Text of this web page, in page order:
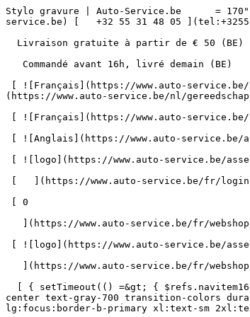
Stylo gravure | Auto-Service.be      = 170" class="bg-neutral-50 text-gray-800 antialiased" id="pg-424" &gt;   [    webshop@auto-service.be ](mailto:webshop@auto-service.be) [   +32 55 31 48 05 ](tel:+3255314805) 

  Livraison gratuite à partir de € 50 (BE) 

   Commandé avant 16h, livré demain (BE) 

 [ ![Français](https://www.auto-service.be/assets/img/locales/fr.svg) fr  ](#) [ ![Néerlandais](https://www.auto-service.be/assets/img/locales/nl.svg) Néerlandais ](https://www.auto-service.be/nl/gereedschap/pneumatisch/graveerstift) 

 [ ![Français](https://www.auto-service.be/assets/img/locales/fr.svg) Français ](https://www.auto-service.be/fr/outils/pneumatique/stylo-gravure) 

 [ ![Anglais](https://www.auto-service.be/assets/img/locales/en.svg) Anglais ](https://www.auto-service.be/en/tools/pneumatic/engraving-pen) 

 [ ![logo](https://www.auto-service.be/assets/img/logo.svg) ](https://www.auto-service.be/fr) 

 [   ](https://www.auto-service.be/fr/login) 

 [ 0 

   ](https://www.auto-service.be/fr/webshop/cart)

 [ ![logo](https://www.auto-service.be/assets/img/logo.svg) ](https://www.auto-service.be/fr) [   ](https://www.auto-service.be/fr/login)     [ 0 

   ](https://www.auto-service.be/fr/webshop/cart)

  [ { setTimeout(() =&gt; { $refs.navitem169.scrollIntoView({ behavior: 'smooth', block: 'start' }); }, 300); }); }" class="relative z-30 flex items-center p-4 text-center text-gray-700 transition-colors duration-200 ease-out lg:h-full lg:border-b-4 lg:px-0 lg:pt-\[4px\] lg:pb-0 lg:text-xs lg:font-medium lg:text-gray-800 lg:focus:border-b-primary xl:text-sm 2xl:text-base lg:border-b-transparent lg:hover:border-b-gray-300" &gt; Nettoyage de voitures      

 ](https://www.auto-service.be/fr/nettoyage-de-voitures) **Nettoyage de voitures** 

 [    ![Extérieur](https://www.auto-service.be/assets/media/30740/conversions/exterieur-navthumb.jpg)  

 Extérieur 

 ](https://www.auto-service.be/fr/nettoyage-de-voitures/exterieur) [    ![Shampooing auto](https://www.auto-service.be/assets/media/30734/conversions/autoshampoo-navthumb.jpg)  

 Shampooing auto 

 ](https://www.auto-service.be/fr/nettoyage-de-voitures/shampooing-auto) [    ![Intérieur](https://www.auto-service.be/assets/media/30732/conversions/interieur-navthumb.jpg)  

 Intérieur 

 ](https://www.auto-service.be/fr/nettoyage-de-voitures/interieur) [    ![Sellerie cuir](https://www.auto-service.be/assets/media/30721/conversions/lederen-bekleding-navthumb.jpg)  

 Sellerie cuir 

 ](https://www.auto-service.be/fr/nettoyage-de-voitures/sellerie-cuir) [    ![Jantes et pneus](https://www.auto-service.be/